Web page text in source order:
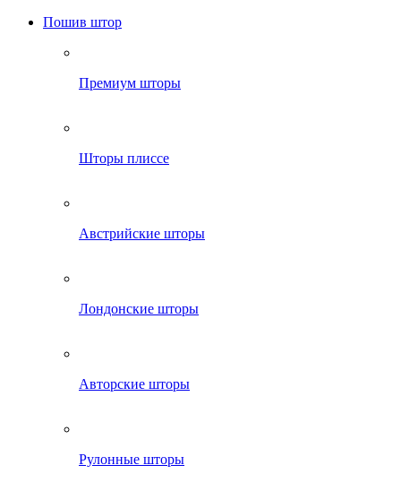
Пошив штор
Премиум шторы
Шторы плиссе
Австрийские шторы
Лондонские шторы
Авторские шторы
Рулонные шторы